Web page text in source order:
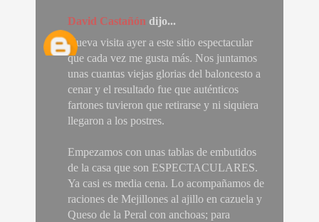
David Castañón dijo...
Nueva visita ayer a este sitio espectacular
que cada vez me gusta más. Nos juntamos
unas cuantas viejas glorias del baloncesto a
cenar y el resultado fue que auténticos
fartones tuvieron que retirarse y ni siquiera
llegaron a los postres.
Empezamos con unas tablas de embutidos
de la casa que son ESPECTACULARES.
Ya casi es media cena. Lo acompañamos de
raciones de Mejillones al ajillo en cazuela y
Queso de la Peral con anchoas; para